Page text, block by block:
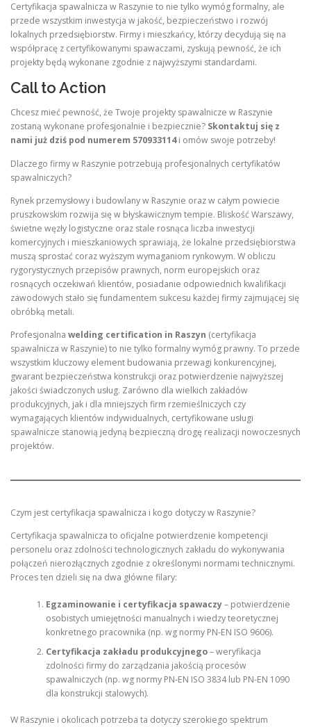
Certyfikacja spawalnicza w Raszynie to nie tylko wymóg formalny, ale
przede wszystkim inwestycja w jakość, bezpieczeństwo i rozwój
lokalnych przedsiębiorstw. Firmy i mieszkańcy, którzy decydują się na
współpracę z certyfikowanymi spawaczami, zyskują pewność, że ich
projekty będą wykonane zgodnie z najwyższymi standardami.
Call to Action
Chcesz mieć pewność, że Twoje projekty spawalnicze w Raszynie
zostaną wykonane profesjonalnie i bezpiecznie? Skontaktuj się z
nami już dziś pod numerem 570933114i omów swoje potrzeby!
Dlaczego firmy w Raszynie potrzebują profesjonalnych certyfikatów
spawalniczych?
Rynek przemysłowy i budowlany w Raszynie oraz w całym powiecie
pruszkowskim rozwija się w błyskawicznym tempie. Bliskość Warszawy,
świetne węzły logistyczne oraz stale rosnąca liczba inwestycji
komercyjnych i mieszkaniowych sprawiają, że lokalne przedsiębiorstwa
muszą sprostać coraz wyższym wymaganiom rynkowym. W obliczu
rygorystycznych przepisów prawnych, norm europejskich oraz
rosnących oczekiwań klientów, posiadanie odpowiednich kwalifikacji
zawodowych stało się fundamentem sukcesu każdej firmy zajmującej się
obróbką metali.
Profesjonalna welding certification in Raszyn (certyfikacja
spawalnicza w Raszynie) to nie tylko formalny wymóg prawny. To przede
wszystkim kluczowy element budowania przewagi konkurencyjnej,
gwarant bezpieczeństwa konstrukcji oraz potwierdzenie najwyższej
jakości świadczonych usług. Zarówno dla wielkich zakładów
produkcyjnych, jak i dla mniejszych firm rzemieślniczych czy
wymagających klientów indywidualnych, certyfikowane usługi
spawalnicze stanowią jedyną bezpieczną drogę realizacji nowoczesnych
projektów.
Czym jest certyfikacja spawalnicza i kogo dotyczy w Raszynie?
Certyfikacja spawalnicza to oficjalne potwierdzenie kompetencji
personelu oraz zdolności technologicznych zakładu do wykonywania
połączeń nierozłącznych zgodnie z określonymi normami technicznymi.
Proces ten dzieli się na dwa główne filary:
Egzaminowanie i certyfikacja spawaczy– potwierdzenie
osobistych umiejętności manualnych i wiedzy teoretycznej
konkretnego pracownika (np. wg normy PN-EN ISO 9606).
Certyfikacja zakładu produkcyjnego– weryfikacja
zdolności firmy do zarządzania jakością procesów
spawalniczych (np. wg normy PN-EN ISO 3834 lub PN-EN 1090
dla konstrukcji stalowych).
W Raszynie i okolicach potrzeba ta dotyczy szerokiego spektrum